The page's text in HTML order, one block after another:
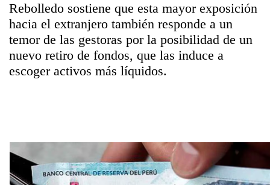
Rebolledo sostiene que esta mayor exposición
hacia el extranjero también responde a un
temor de las gestoras por la posibilidad de un
nuevo retiro de fondos, que las induce a
escoger activos más líquidos.